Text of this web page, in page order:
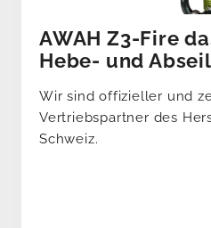
AWAH Z3-Fire
Hebe- und
Wir sind offizieller und
Vertriebspartner des
Schweiz.